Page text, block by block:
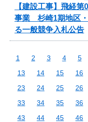
【建設工事】飛経
事業 杉崎1期地区
る一般競争入札公告
1 2 3 4 5
13
14 15 16
23
24 25 26
33
34 35 36
43
44 45 46